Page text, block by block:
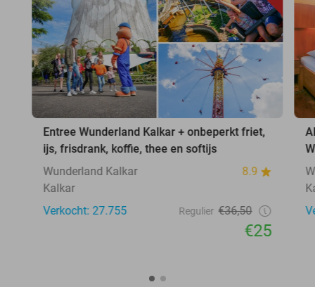
Entree Wunderland Kalkar + onbeperkt friet,
ijs, frisdrank, koffie, thee en softijs
Wunderland Kalkar
8.9
Kalkar
Verkocht: 27.755
Regulier €36,50
€25